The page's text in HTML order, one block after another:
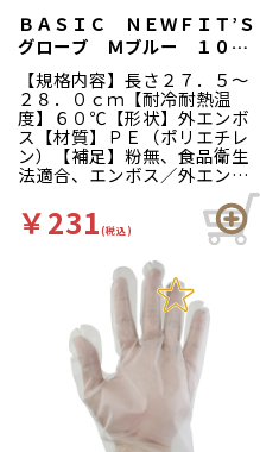
え、右下部に手首部分から抜
き取る為のミシン目穴を追
加。より衛生的にお使い頂け
ます。箱裏面の右側と中央部
に壁掛けホック用のミシン目
穴を追加しました。縦・横ど
ちらの向きでも壁にかけてお
使いいただけます。箱サイ
ズ：幅３０ｃｍ×奥行１３ｃ
ｍ×高さ３．５ｃｍ
ＢＡＳＩＣ ＮＥＷＦＩＴ’Ｓ
グローブ Ｍブルー １００
枚箱入
【規格内容】長さ２７．５～
２８．０ｃｍ【耐冷耐熱温
度】６０℃【形状】外エンボ
ス【材質】ＰＥ（ポリエチレ
ン）【補足】粉無、食品衛生
法適合、エンボス／外エンボ
ス【補足２】使い捨て【色】
青【柄】地紋【キーワード】
ディスポ手袋、厨房、工場、
ベーシック、ニュー、ＦＩＴ
Ｓ、フィッツ ぴたっとフィ
ット凹凸加工ですべりにく
い！左右兼用だから片手でも
使えて経済的。左右兼用のた
め片手でも使えて経済的で
す。全面に細やかな外エンボ
ス加工を施していますのでひ
っつきを防ぎます。本品は食
品衛生法に適しています。
（衛生省告示第３７０号）家
￥231(税込)